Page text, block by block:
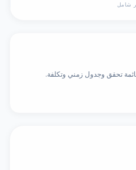
شامل
تحقق وجدول زمني وتكلفة.